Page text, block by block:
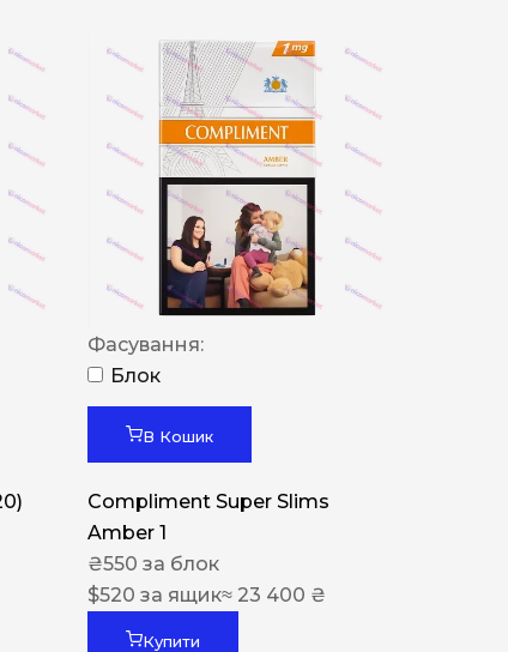
Фасування:
Блок
В Кошик
Compliment Super Slims
Amber 1
₴550 за блок
$520 за ящик≈ 23 400 ₴
Купити